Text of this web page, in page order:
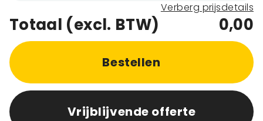
Verberg prijsdetails
Totaal (excl. BTW) 0,00
Bestellen
Vrijblijvende offerte